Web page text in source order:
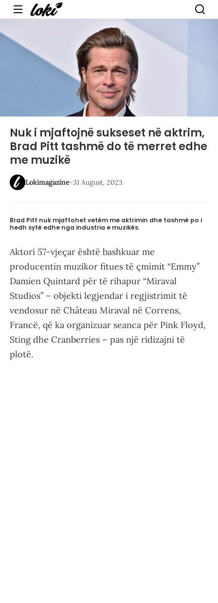
Menu
Nuk i mjaftojnë sukseset në aktrim,
Brad Pitt tashmë do të merret edhe
me muzikë
Lokimagazine-31 August, 2023
Brad Pitt nuk mjaftohet vetëm me aktrimin dhe tashmë po i
hedh sytë edhe nga industria e muzikës.
Aktori 57-vjeçar është bashkuar me
producentin muzikor fitues të çmimit “Emmy”
Damien Quintard për të rihapur “Miraval
Studios” – objekti legjendar i regjistrimit të
vendosur në Château Miraval në Correns,
Francë, që ka organizuar seanca për Pink Floyd,
Sting dhe Cranberries – pas një ridizajni të
plotë.